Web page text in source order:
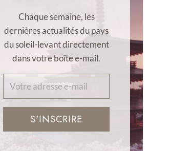
Chaque semaine, les
dernières actualités du pays
du soleil-levant directement
dans votre boîte e-mail.
S'INSCRIRE